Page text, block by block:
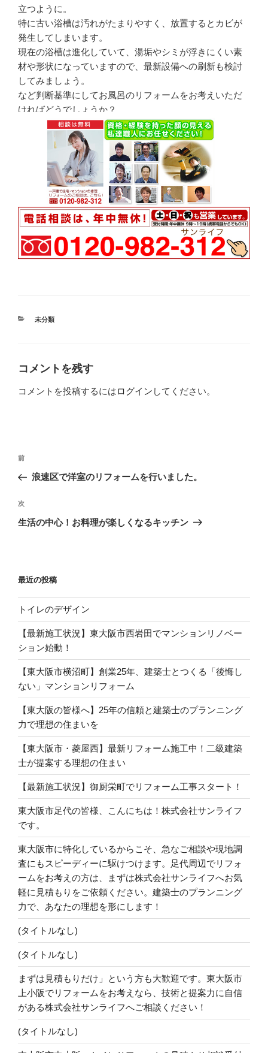
立つように。
特に古い浴槽は汚れがたまりやすく、放置するとカビが
発生してしまいます。
現在の浴槽は進化していて、湯垢やシミが浮きにくい素
材や形状になっていますので、最新設備への刷新も検討
してみましょう。
など判断基準にしてお風呂のリフォームをお考えいただ
ければどうでしょうか？
カ
未分類
コメントを残す
コメントを投稿するにはログイン してください。
投
ナ
ビ
ゲ
ン
過
去
投
稿
前
浪速区で洋室のリフォームを行いました。
次
の
次
生活の中心！お料理が楽しくなるキッチン
最近の投稿
トイレのデザイン
【最新施工状況】東大阪市西岩田でマンションリノベー
ション始動！
【東大阪市横沼町】創業25年、建築士とつくる「後悔し
ない」マンションリフォーム
【東大阪の皆様へ】25年の信頼と建築士のプランニング
力で理想の住まいを
【東大阪市・菱屋西】最新リフォーム施工中！二級建築
士が提案する理想の住まい
【最新施工状況】御厨栄町でリフォーム工事スタート！
東大阪市足代の皆様、こんにちは！株式会社サンライフ
です。
東大阪市に特化しているからこそ、急なご相談や現地調
査にもスピーディーに駆けつけます。足代周辺でリフォ
ームをお考えの方は、まずは株式会社サンライフへお気
軽に見積もりをご依頼ください。建築士のプランニング
力で、あなたの理想を形にします！
(タイトルなし)
(タイトルなし)
まずは見積もりだけ」という方も大歓迎です。東大阪市
上小阪でリフォームをお考えなら、技術と提案力に自信
がある株式会社サンライフへご相談ください！
(タイトルなし)